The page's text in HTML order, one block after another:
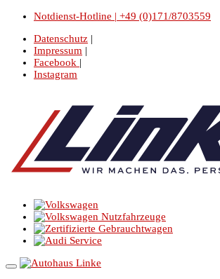
Notdienst-Hotline | +49 (0)171/8703559
Datenschutz |
Impressum |
Facebook |
Instagram